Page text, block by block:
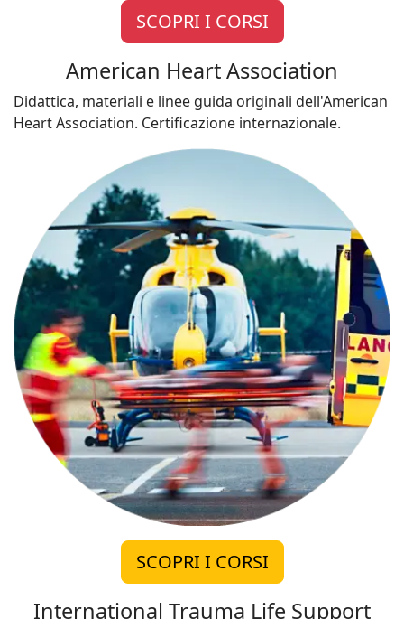
SCOPRI I CORSI
American Heart Association
Didattica, materiali e linee guida originali dell'American
Heart Association. Certificazione internazionale.
SCOPRI I CORSI
International Trauma Life Support